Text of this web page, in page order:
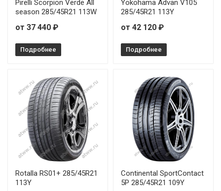
Toyo Proxes Sport 2 235/55R19 105Y
Toyo Proxes Sport 2 245/40R18 97Y
Toyo Proxes Sport 2 245/40R20 99Y
Toyo Proxes Sport 2 245/45R18 100Y
Toyo Proxes Sport 2 245/45R19 102Y
Toyo Proxes Sport 2 245/50R18 104Y
Pirelli Scorpion Verde All
season 285/45R21 113W
от 37 440 ₽
Подробнее
Yokohama Advan V105
285/45R21 113Y
от 42 120 ₽
Подробнее
Rotalla RS01+ 285/45R21
113Y
Continental SportContact
5P 285/45R21 109Y